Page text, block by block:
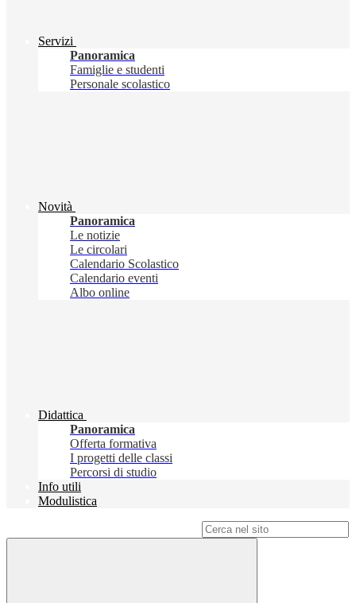
Servizi
Panoramica
Famiglie e studenti
Personale scolastico
Novità
Panoramica
Le notizie
Le circolari
Calendario Scolastico
Calendario eventi
Albo online
Didattica
Panoramica
Offerta formativa
I progetti delle classi
Percorsi di studio
Info utili
Modulistica